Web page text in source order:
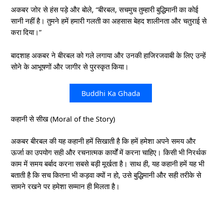
अकबर जोर से हंस पड़े और बोले, “बीरबल, सचमुच तुम्हारी बुद्धिमानी का कोई
सानी नहीं है। तुमने हमें हमारी गलती का अहसास बेहद शालीनता और चतुराई से
करा दिया।”
बादशाह अकबर ने बीरबल को गले लगाया और उनकी हाजिरजवाबी के लिए उन्हें
सोने के आभूषणों और जागीर से पुरस्कृत किया।
Buddhi Ka Ghada
कहानी से सीख (Moral of the Story)
अकबर बीरबल की यह कहानी हमें सिखाती है कि हमें हमेशा अपने समय और
ऊर्जा का उपयोग सही और रचनात्मक कार्यों में करना चाहिए। किसी भी निरर्थक
काम में समय बर्बाद करना सबसे बड़ी मूर्खता है। साथ ही, यह कहानी हमें यह भी
बताती है कि सच कितना भी कड़वा क्यों न हो, उसे बुद्धिमानी और सही तरीके से
सामने रखने पर हमेशा सम्मान ही मिलता है।